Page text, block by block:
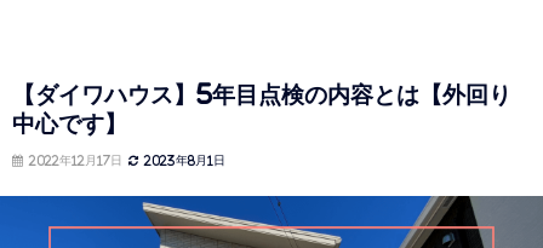
【ダイワハウス】5年目点検の内容とは【外回り
中心です】
2022年12月17日 2023年8月1日